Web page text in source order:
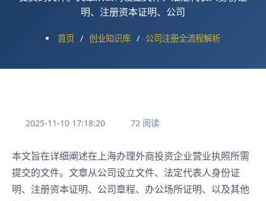
明、注册资本证明、公司
首页 / 创业知识库 / 公司注册全流程解析
2025-11-10 17:18:20 72 阅读
本文旨在详细阐述在上海办理外商投资企业营业执照所需
提交的文件。文章从公司设立文件、法定代表人身份证
明、注册资本证明、公司章程、办公场所证明、以及其他